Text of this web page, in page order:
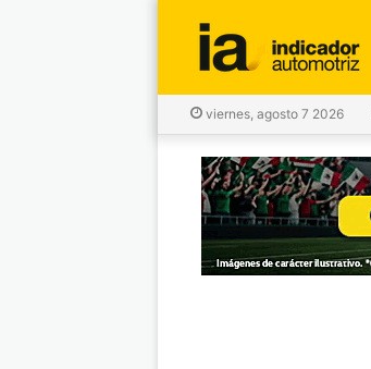
viernes, agosto 7 2026